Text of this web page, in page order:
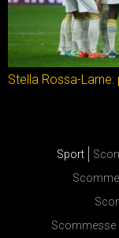
Stella Rossa-
Sport
Scommesse